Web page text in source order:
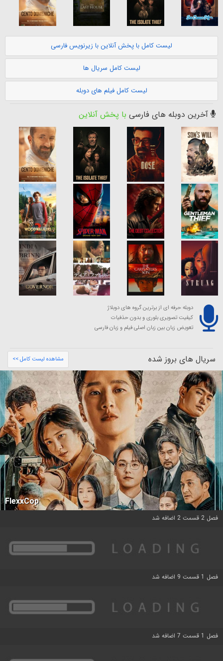
لیست کامل با پخش آنلاین با زیرنویس فارسی
لیست کامل سریال ها
لیست کامل فیلم های دوبله
آخرین دوبله های فارسی با پخش آنلاین
دوبله حرفه ای از برترین گروه های دوبلاژ
کیفیت تصویری بلوری و بدون حذفیات
تعویض زبان بین زبان اصلی فیلم و زبان فارسی
سریال های بروز شده مشاهده لیست کامل >>
FlexxCop
فصل 2 قسمت 2 اضافه شد
فصل 1 قسمت 9 اضافه شد
فصل 1 قسمت 7 اضافه شد